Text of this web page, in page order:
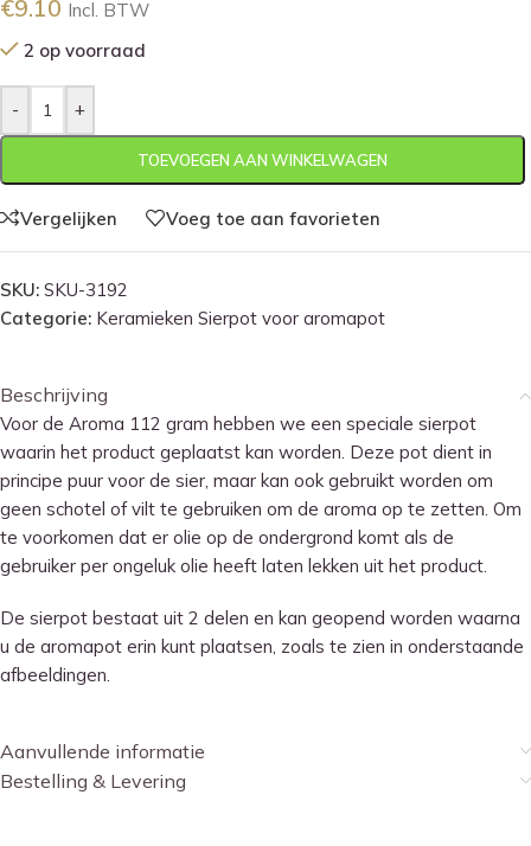
€9.10 Incl. BTW
2 op voorraad
- +
TOEVOEGEN AAN WINKELWAGEN
Vergelijken Voeg toe aan favorieten
SKU: SKU-3192
Categorie: Keramieken Sierpot voor aromapot
Beschrijving
Voor de Aroma 112 gram hebben we een speciale sierpot
waarin het product geplaatst kan worden. Deze pot dient in
principe puur voor de sier, maar kan ook gebruikt worden om
geen schotel of vilt te gebruiken om de aroma op te zetten. Om
te voorkomen dat er olie op de ondergrond komt als de
gebruiker per ongeluk olie heeft laten lekken uit het product.
De sierpot bestaat uit 2 delen en kan geopend worden waarna
u de aromapot erin kunt plaatsen, zoals te zien in onderstaande
afbeeldingen.
Aanvullende informatie
Bestelling & Levering